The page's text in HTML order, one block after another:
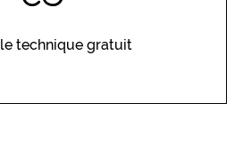
technique gratuit